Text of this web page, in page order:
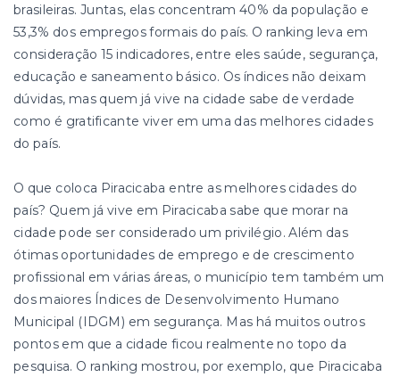
brasileiras. Juntas, elas concentram 40% da população e
53,3% dos empregos formais do país. O ranking leva em
consideração 15 indicadores, entre eles saúde, segurança,
educação e saneamento básico. Os índices não deixam
dúvidas, mas quem já vive na cidade sabe de verdade
como é gratificante viver em uma das melhores cidades
do país.
O que coloca Piracicaba entre as melhores cidades do
país? Quem já vive em Piracicaba sabe que morar na
cidade pode ser considerado um privilégio. Além das
ótimas oportunidades de emprego e de crescimento
profissional em várias áreas, o município tem também um
dos maiores Índices de Desenvolvimento Humano
Municipal (IDGM) em segurança. Mas há muitos outros
pontos em que a cidade ficou realmente no topo da
pesquisa. O ranking mostrou, por exemplo, que Piracicaba